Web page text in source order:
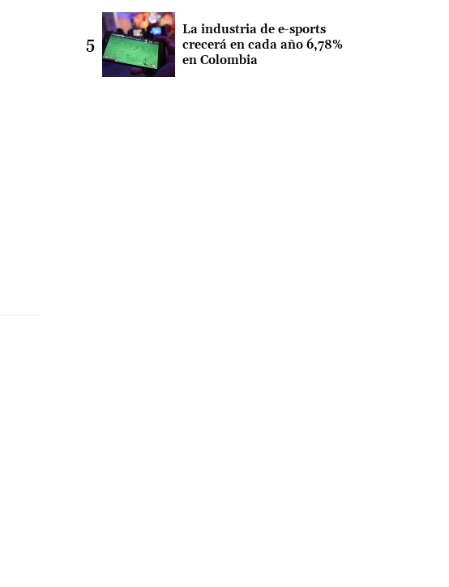
La industria de e-sports
crecerá en cada año 6,78%
en Colombia